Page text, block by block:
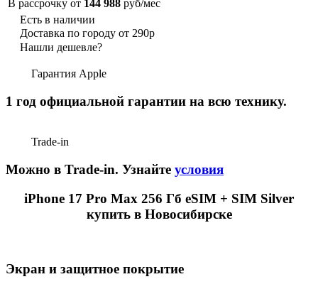
В рассрочку от 144 988 руб/мес
Есть в наличии
Доставка по городу от 290р
Нашли дешевле?
Гарантия Apple
1 год официальной гарантии на всю технику.
Trade-in
Можно в Trade-in. Узнайте условия
iPhone 17 Pro Max 256 Гб eSIM + SIM Silver
купить в Новосибирске
Экран и защитное покрытие